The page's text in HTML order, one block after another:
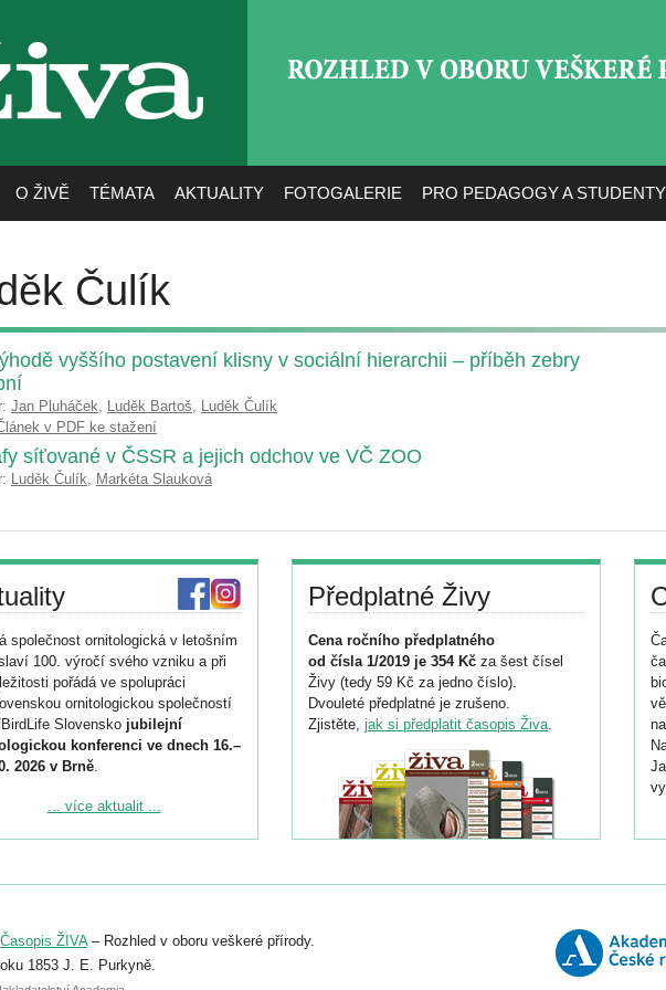
živa
O ŽIVĚ TÉMATA AKTUALITY FOTOGALERIE PRO PEDAGOGY A STUDENTY
Čulík
vyššího postavení klisny v sociální hierarchii – příběh zebry
Jan Pluháček, Luděk Bartoš, Luděk Čulík
v PDF ke stažení
síťované v ČSSR a jejich odchov ve VČ ZOO
Luděk Čulík, Markéta Slauková
společnost ornitologická v letošním
100. výročí svého vzniku a při
pořádá ve spolupráci
ornitologickou společností
Slovensko jubilejní
konferenci ve dnech 16.–
2026 v Brně.
informace ke konferenci
se můžete do 6. září.
přihlášené přednášky nebo
je už 30. června.
... více aktualit ...
Předplatné Živy
Cena ročního předplatného
od čísla 1/2019 je 354 Kč za šest čísel
Živy (tedy 59 Kč za jedno číslo).
Dvouleté předplatné je zrušeno.
Zjistěte, jak si předplatit časopis Živa.
Časopis ŽIVA– Rozhled v oboru veškeré přírody.
1853 J. E. Purkyně.